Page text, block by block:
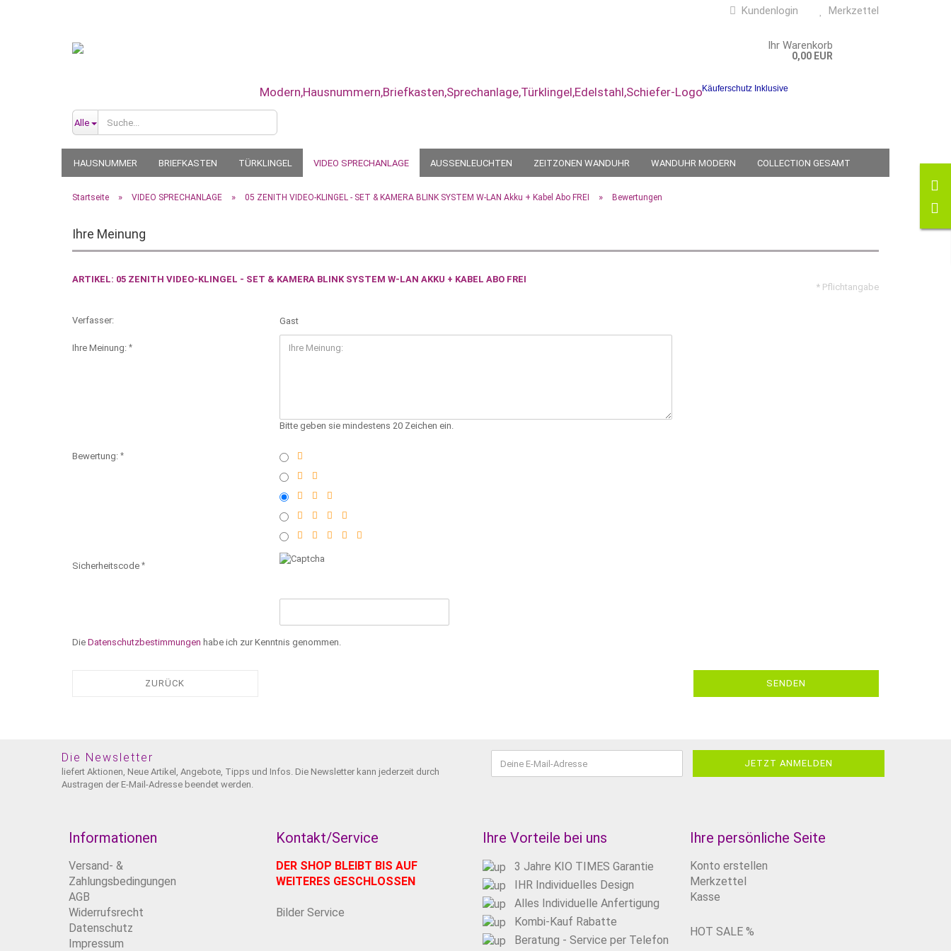
Kundenlogin
Konto erstellen
Merkzettel
Käuferschutz Inklusive
Alle
Ihr Warenkorb
0,00 EUR
HAUSNUMMER BRIEFKASTEN TÜRKLINGEL VIDEO SPRECHANLAGE AUSSENLEUCHTEN ZEITZONEN WANDUHR WANDUHR MODERN COLLECTION GESAMT
GROSS WANDUHR RETRO WANDUHR LOUNGE WANDUHR GESCHENKE
Startseite » VIDEO SPRECHANLAGE » 05 ZENITH VIDEO-KLINGEL - SET & KAMERA BLINK SYSTEM W-LAN Akku + Kabel Abo FREI » Bewertungen
Ihre Meinung
ARTIKEL: 05 ZENITH VIDEO-KLINGEL - SET & KAMERA BLINK SYSTEM W-LAN AKKU + KABEL ABO FREI
Verfasser: Gast
Ihre Meinung:
Bitte geben sie mindestens 20 Zeichen ein.
Bewertung:
Sicherheitscode
Die Datenschutzbestimmungen habe ich zur Kenntnis genommen.
ZURÜCK SENDEN
* Pflichtangabe
Die Newsletter
liefert Aktionen, Neue Artikel, Angebote, Tipps und Infos. Die Newsletter kann jederzeit durch
Austragen der E-Mail-Adresse beendet werden.
Informationen
Versand- &
Zahlungsbedingungen
AGB
Widerrufsrecht
Datenschutz
Impressum
Kontakt/Service
DER SHOP BLEIBT BIS AUF
WEITERES GESCHLOSSEN
Bilder Service
Ihre Vorteile bei uns
3 Jahre KIO TIMES Garantie
IHR Individuelles Design
Alles Individuelle Anfertigung
Kombi-Kauf Rabatte
Beratung - Service per Telefon
Ihre persönliche Seite
Konto erstellen
Merkzettel
Kasse
HOT SALE %